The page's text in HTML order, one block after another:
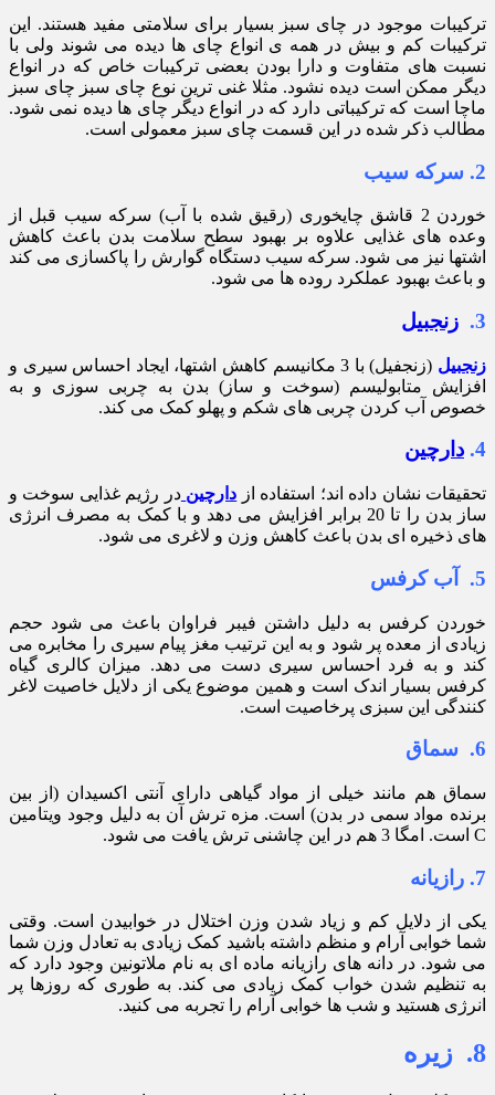
ترکیبات موجود در چای سبز بسیار برای سلامتی مفید هستند. این
ترکیبات کم و بیش در همه ی انواع چای ها دیده می شوند ولی با
نسبت های متفاوت و دارا بودن بعضی ترکیبات خاص که در انواع
دیگر ممکن است دیده نشود. مثلا غنی ترین نوع چای سبز چای سبز
ماچا است که ترکیباتی دارد که در انواع دیگر چای ها دیده نمی شود.
مطالب ذکر شده در این قسمت چای سبز معمولی است.
2. سرکه سیب
خوردن 2 قاشق چایخوری (رقیق شده با آب) سرکه سیب قبل از
وعده های غذایی علاوه بر بهبود سطح سلامت بدن باعث کاهش
اشتها نیز می شود. سرکه سیب دستگاه گوارش را پاکسازی می کند
و باعث بهبود عملکرد روده ها می شود.
3. زنجبیل
زنجبیل
(زنجفیل) با 3 مکانیسم کاهش اشتها، ایجاد احساس سیری و
افزایش متابولیسم (سوخت و ساز) بدن به چربی سوزی و به
خصوص آب کردن چربی های شکم و پهلو کمک می کند.
4. دارچین
تحقیقات نشان داده اند؛ استفاده از دارچین در رژیم غذایی سوخت و
ساز بدن را تا 20 برابر افزایش می دهد و با کمک به مصرف انرژی
های ذخیره ای بدن باعث کاهش وزن و لاغری می شود.
5. آب کرفس
خوردن کرفس به دلیل داشتن فیبر فراوان باعث می شود حجم
زیادی از معده پر شود و به این ترتیب مغز پیام سیری را مخابره می
کند و به فرد احساس سیری دست می دهد. میزان کالری گیاه
کرفس بسیار اندک است و همین موضوع یکی از دلایل خاصیت لاغر
کنندگی این سبزی پرخاصیت است.
6. سماق
سماق هم مانند خیلی از مواد گیاهی دارای آنتی اکسیدان (از بین
برنده مواد سمی در بدن) است. مزه ترش آن به دلیل وجود ویتامین
C است. امگا 3 هم در این چاشنی ترش یافت می شود.
7. رازیانه
یکی از دلایل کم و زیاد شدن وزن اختلال در خوابیدن است. وقتی
شما خوابی آرام و منظم داشته باشید کمک زیادی به تعادل وزن شما
می شود. در دانه های رازیانه ماده ای به نام ملاتونین وجود دارد که
به تنظیم شدن خواب کمک زیادی می کند. به طوری که روزها پر
انرژی هستید و شب ها خوابی آرام را تجربه می کنید.
8. زیره